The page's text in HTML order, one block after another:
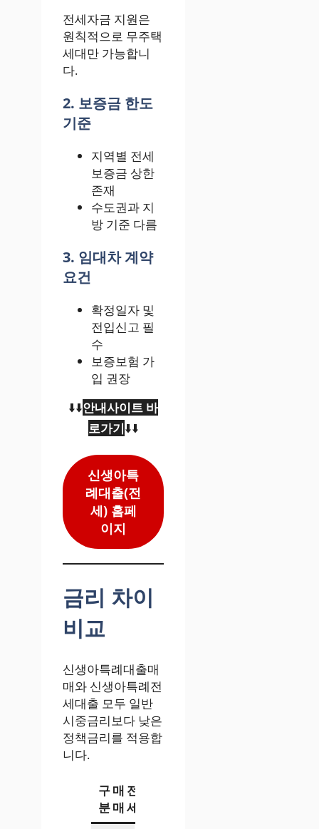
전세자금 지원은
원칙적으로 무주택
세대만 가능합니
다.
2. 보증금 한도
기준
지역별 전세
보증금 상한
존재
수도권과 지
방 기준 다름
3. 임대차 계약
요건
확정일자 및
전입신고 필
수
보증보험 가
입 권장
⬇️⬇️안내사이트 바
로가기⬇️⬇️
신생아특
례대출(전
세) 홈페
이지
금리 차이
비교
신생아특례대출매
매와 신생아특례전
세대출 모두 일반
시중금리보다 낮은
정책금리를 적용합
니다.
구
분
매
매
전
세